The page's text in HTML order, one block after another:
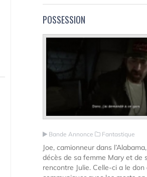
POSSESSION
Bande Annonce Fantastique
Joe, camionneur dans
décès de sa femme Mary et de
rencontre Julie. Celle-ci a le don